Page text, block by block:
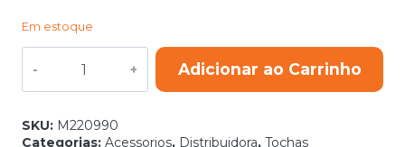
Em estoque
CORTE
PLASMA
105A
quantidade
Adicionar ao Carrinho
SKU: M220990
Categorias: Acessorios, Distribuidora, Tochas